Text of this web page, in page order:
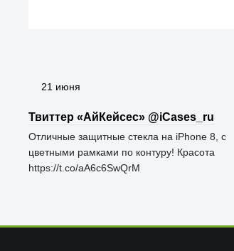
21 июня
Твиттер «АйКейсес» ‏@iCases_ru
Отличные защитные стекла на iPhone 8, с
цветными рамками по контуру! Красота
https://t.co/aA6c6SwQrM